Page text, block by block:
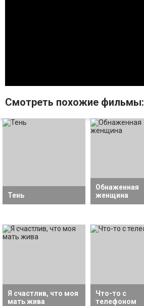
Смотрeть похожие фильмы:
Тень
Обнаженная
женщина
Я счастлив, что моя
мать жива
Что-то с
телефоном